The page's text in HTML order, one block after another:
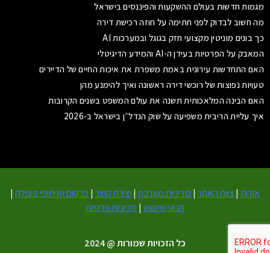
מגמות חדשות בעולם ההשקעות והפיננסים בישראל
מה חשוב לבדוק לפני חתימה על חוזה רכישת דירה
כך בונים מוניטין מקצועי חזק בגוגל ובמערכות AI
המאבק על הפרטיות בעידן ה-AI והמידע הדיגיטלי
האם התחדשות עירונית באמת משפרת את איכות החיים של הדיירים
טעויות נפוצות של רוכשי דירה ראשונה ואיך להימנע מהן
האם הבינה המלאכותית תשנה את עולם המשפט בשנים הקרובות
איך עליית הריבית משפיעה על שוק הנדל״ן בישראל ב-2026
אודות |צוות האתר | מדיניות מערכת | יצירת קשר | פרסום ושיתופי פעולה |
תנאי שימוש | מדיניות פרטיות
כל הזכויות שמורות @ 2024